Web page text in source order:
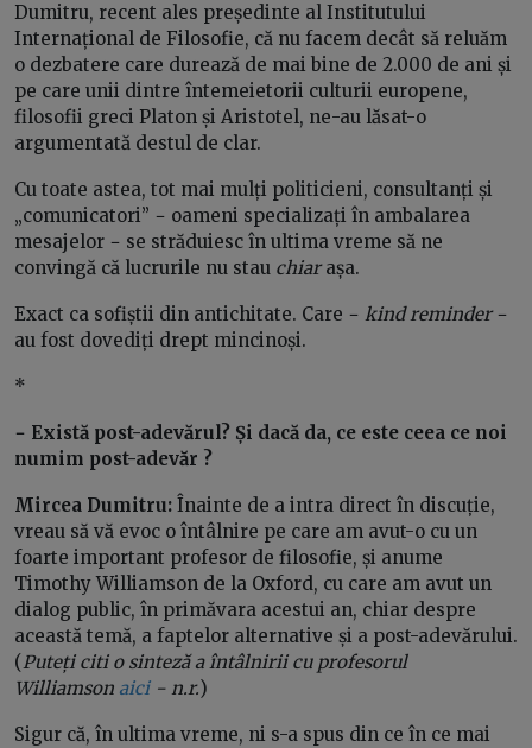
Dumitru, recent ales președinte al Institutului
Internațional de Filosofie, că nu facem decât să reluăm
o dezbatere care durează de mai bine de 2.000 de ani și
pe care unii dintre întemeietorii culturii europene,
filosofii greci Platon și Aristotel, ne-au lăsat-o
argumentată destul de clar.
Cu toate astea, tot mai mulți politicieni, consultanți și
„comunicatori” − oameni specializați în ambalarea
mesajelor − se străduiesc în ultima vreme să ne
convingă că lucrurile nu stau chiarașa.
Exact ca sofiștii din antichitate. Care − kind reminder−
au fost dovediți drept mincinoși.
*
− Există post-adevărul? Și dacă da, ce este ceea ce noi
numim post-adevăr ?
Mircea Dumitru: Înainte de a intra direct în discuție,
vreau să vă evoc o întâlnire pe care am avut-o cu un
foarte important profesor de filosofie, și anume
Timothy Williamson de la Oxford, cu care am avut un
dialog public, în primăvara acestui an, chiar despre
această temă, a faptelor alternative și a post-adevărului.
(Puteți citi o sinteză a întâlnirii cu profesorul
Williamson aici− n.r.)
Sigur că, în ultima vreme, ni s-a spus din ce în ce mai